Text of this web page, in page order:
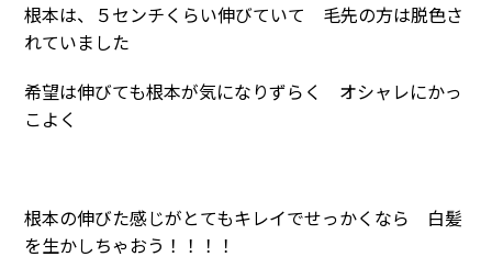
根本は、５センチくらい伸びていて 毛先の方は脱色さ
れていました
希望は伸びても根本が気になりずらく オシャレにかっ
こよく
根本の伸びた感じがとてもキレイでせっかくなら 白髪
を生かしちゃおう！！！！